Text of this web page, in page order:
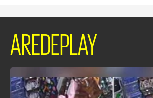
AREDEPLAY